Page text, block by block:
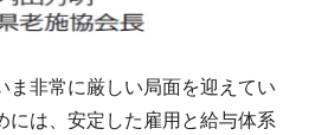
非常に厳しい局面を迎えてい
には、安定した雇用と給与体系